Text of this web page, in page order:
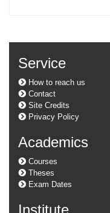
Service
How to reach us
Contact
Site Credits
Privacy Policy
Academics
Courses
Theses
Exam Dates
Institute